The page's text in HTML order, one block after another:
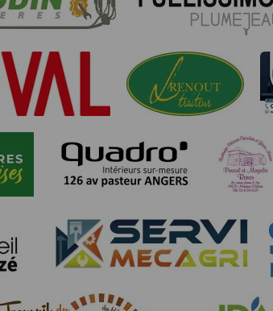
générales d'utilisation de l'application
CONFIDENTIALITÉ DE L'APPLICATION TIMEPULSE
sur la localisation
et traitons les informations de localisation lorsque
pas la localisation de votre appareil lorsque vous
suivre la localisation de votre appareil lorsque vous
faire à tout moment en ajustant les paramètres de
entre utilisateurs.
nécessite des autorisations pour l'appareil
ne requiert pas d'informations de vos contacts.
le paiement
n'étant effectué dans l'application, aucune
English :